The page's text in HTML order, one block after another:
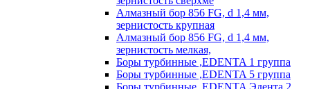
Алмазный бор 856 FG, d 1,4 мм,
зернистость крупная
Алмазный бор 856 FG, d 1,4 мм,
зернистость мелкая,
Боры турбинные ,EDENTA 1 группа
Боры турбинные ,EDENTA 5 группа
Боры турбинные ,EDENTA Эдента 2